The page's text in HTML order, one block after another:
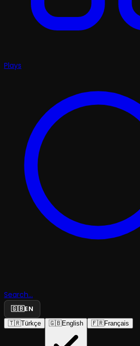
Plays
Search...
🇬🇧EN
🇹🇷Türkçe 🇬🇧English 🇫🇷Français